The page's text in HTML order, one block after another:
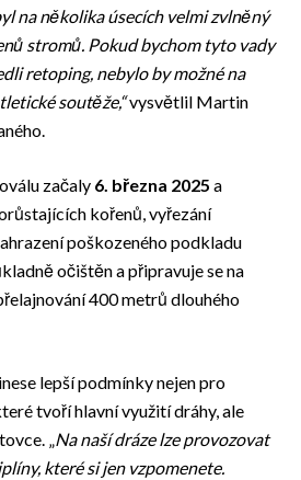
na několika úsecích velmi zvlněný
stromů. Pokud bychom tyto vady
retoping, nebylo by možné na
soutěže,“vysvětlil Martin
začaly 6. března 2025 a
kořenů, vyřezání
poškozeného podkladu
očištěn a připravuje se na
400 metrů dlouhého
lepší podmínky nejen pro
tvoří hlavní využití dráhy, ale
„Na naší dráze lze provozovat
které si jen vzpomenete.